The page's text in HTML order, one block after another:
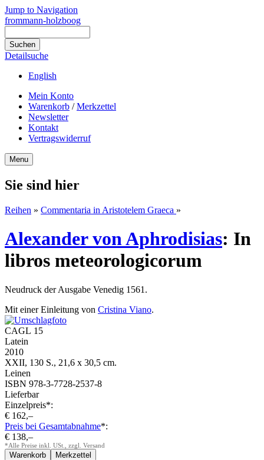
Jump to Navigation
frommann-holzboog
Detailsuche
English
Mein Konto
Warenkorb /Merkzettel
Newsletter
Kontakt
Vertragswiderruf
Menu
Sie sind hier
Reihen » Commentaria in Aristotelem Graeca »
Alexander von Aphrodisias: In
libros meteorologicorum
Neudruck der Ausgabe Venedig 1561.
Mit einer Einleitung von Cristina Viano.
CAGL 15
Latein
2010
XXII, 130 S., 21,6 x 30,5 cm.
Leinen
ISBN 978-3-7728-2537-8
Lieferbar
Einzelpreis*:
€ 162,–
Preis bei Gesamtabnahme*:
€ 138,–
*Alle Preise inkl. USt., zzgl. Versand